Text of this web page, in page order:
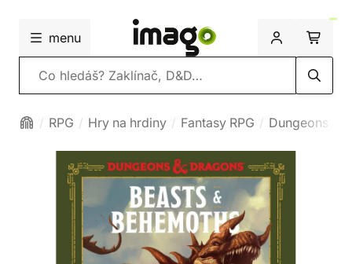
menu
Vyhledávání
RPG Hry na hrdiny Fantasy RPG Dungeons